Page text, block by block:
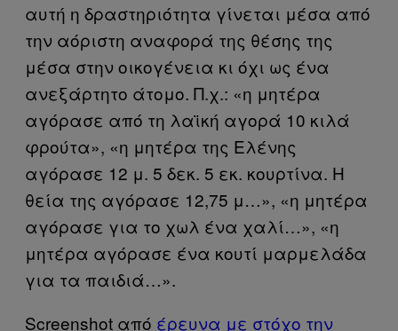
αυτή η δραστηριότητα γίνεται μέσα από
την αόριστη αναφορά της θέσης της
μέσα στην οικογένεια κι όχι ως ένα
ανεξάρτητο άτομο. Π.χ.: «η μητέρα
αγόρασε από τη λαϊκή αγορά 10 κιλά
φρούτα», «η μητέρα της Ελένης
αγόρασε 12 μ. 5 δεκ. 5 εκ. κουρτίνα. Η
θεία της αγόρασε 12,75 μ…», «η μητέρα
αγόρασε για το χωλ ένα χαλί…», «η
μητέρα αγόρασε ένα κουτί μαρμελάδα
για τα παιδιά…».
Screenshot από έρευνα με στόχο την